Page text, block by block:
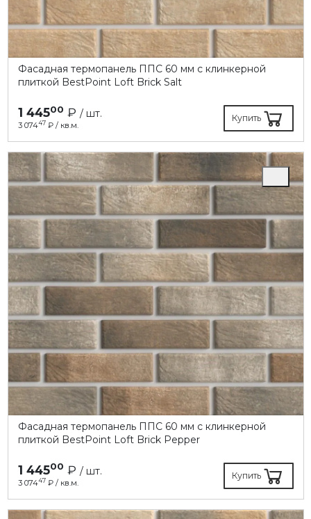
Фасадная термопанель ППC 60 мм с клинкерной
плиткой BestPoint Loft Brick Salt
1 44500 ₽ / шт.
3 07447 ₽ / кв.м.
Купить
Фасадная термопанель ППC 60 мм с клинкерной
плиткой BestPoint Loft Brick Pepper
1 44500 ₽ / шт.
3 07447 ₽ / кв.м.
Купить